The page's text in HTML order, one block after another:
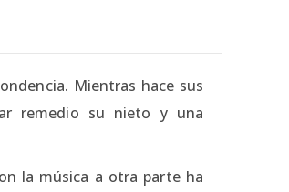
Mientras hace sus
remedio su nieto y una
la música a otra parte ha